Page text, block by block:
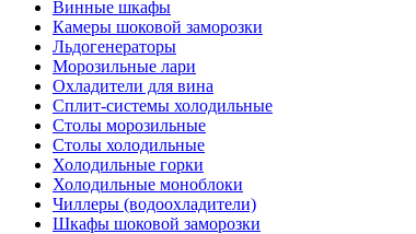
Винные шкафы
Камеры шоковой заморозки
Льдогенераторы
Морозильные лари
Охладители для вина
Сплит-системы холодильные
Столы морозильные
Столы холодильные
Холодильные горки
Холодильные моноблоки
Чиллеры (водоохладители)
Шкафы шоковой заморозки